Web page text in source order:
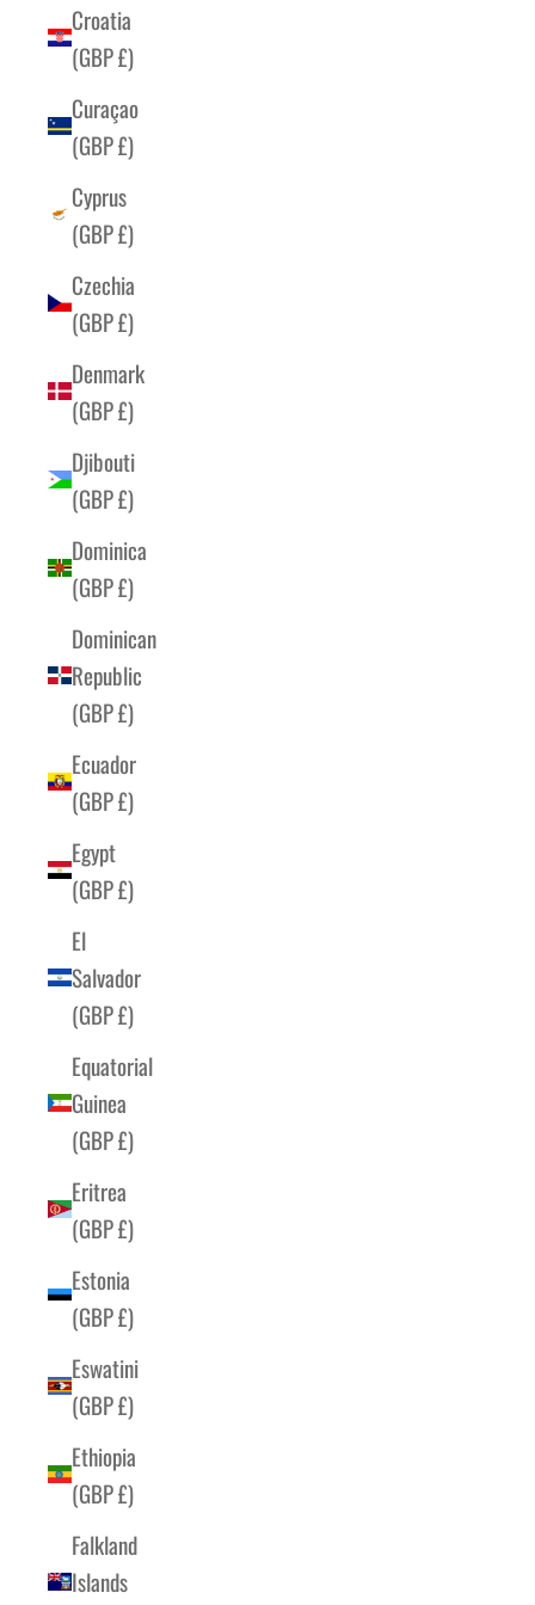
Croatia
(GBP £)
Curaçao
(GBP £)
Cyprus
(GBP £)
Czechia
(GBP £)
Denmark
(GBP £)
Djibouti
(GBP £)
Dominica
(GBP £)
Dominican
Republic
(GBP £)
Ecuador
(GBP £)
Egypt
(GBP £)
El
Salvador
(GBP £)
Equatorial
Guinea
(GBP £)
Eritrea
(GBP £)
Estonia
(GBP £)
Eswatini
(GBP £)
Ethiopia
(GBP £)
Falkland
Islands